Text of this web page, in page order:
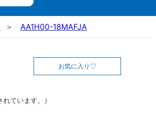
AA1H00-18MAFJA
お気に入り
ています。）